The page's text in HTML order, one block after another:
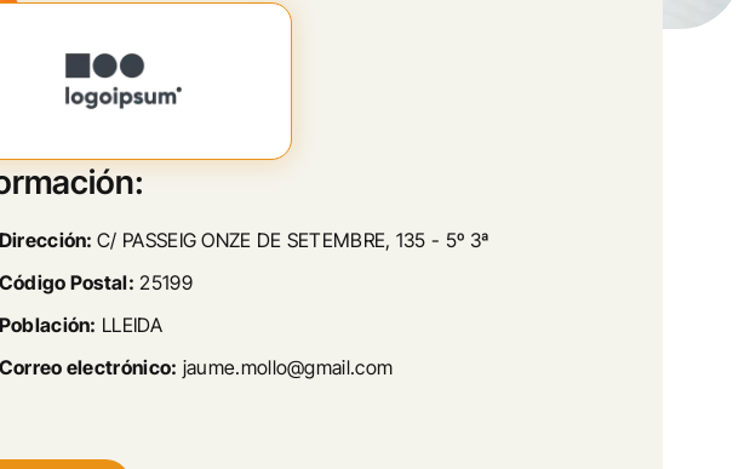
Dirección:C/ PASSEIG ONZE DE SETEMBRE, 135 - 5º 3ª
Código Postal: 25199
Población: LLEIDA
Correo electrónico: jaume.mollo@gmail.com